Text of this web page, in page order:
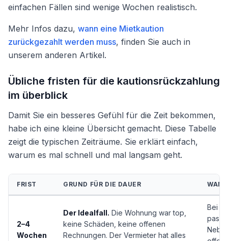
einfachen Fällen sind wenige Wochen realistisch.
Mehr Infos dazu, wann eine Mietkaution
zurückgezahlt werden muss, finden Sie auch in
unserem anderen Artikel.
Übliche fristen für die kautionsrückzahlung
im überblick
Damit Sie ein besseres Gefühl für die Zeit bekommen,
habe ich eine kleine Übersicht gemacht. Diese Tabelle
zeigt die typischen Zeiträume. Sie erklärt einfach,
warum es mal schnell und mal langsam geht.
FRIST GRUND FÜR DIE DAUER
2–4
Wochen
Der Idealfall. Die Wohnung war top,
keine Schäden, keine offenen
Rechnungen. Der Vermieter hat alles
Bei